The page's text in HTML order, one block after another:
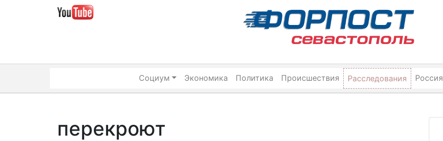
Социум Экономика Политика Происшествия Расследования Россия
перекроют